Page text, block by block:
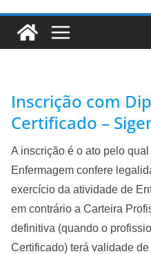
Inscrição com
Certificado –
A inscrição é o ato pelo
Enfermagem confere
exercício da atividade de
em contrário a Carteira
definitiva (quando o
Certificado) terá validade